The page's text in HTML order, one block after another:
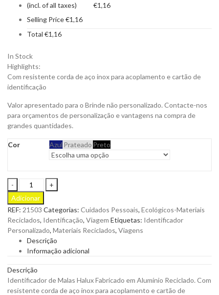
(incl. of all taxes)
€1,16
Selling Price€1,16
Total €1,16
In Stock
Highlights:
Com resistente corda de aço inox para acoplamento e cartão de
identificação
Valor apresentado para o Brinde não personalizado. Contacte-nos
para orçamentos de personalização e vantagens na compra de
grandes quantidades.
Cor Azul Prateado Preto
Identificador
de
Malas
Halux
Fabricado
em
Alumínio
Reciclado
Personalizar
quantity
Adicionar
REF: 21503 Categorias: Cuidados Pessoais, Ecológicos-Materiais
Reciclados, Identificação, Viagem Etiquetas: Identificador
Personalizado, Materiais Reciclados, Viagens
Descrição
Informação adicional
Descrição
Identificador de Malas Halux Fabricado em Alumínio Reciclado. Com
resistente corda de aço inox para acoplamento e cartão de